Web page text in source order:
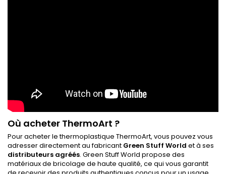
Où acheter ThermoArt ?
Pour acheter le thermoplastique ThermoArt, vous pouvez vous
adresser directement au fabricant Green Stuff World et à ses
distributeurs agréés. Green Stuff World propose des
matériaux de bricolage de haute qualité, ce qui vous garantit